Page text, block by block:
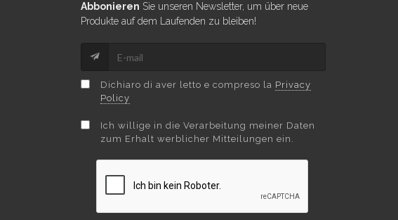
Abbonieren Sie unseren Newsletter, um über neue
Produkte auf dem Laufenden zu bleiben!
Dichiaro di aver letto e compreso la Privacy
Policy
Ich willige in die Verarbeitung meiner Daten
zum Erhalt werblicher Mitteilungen ein.